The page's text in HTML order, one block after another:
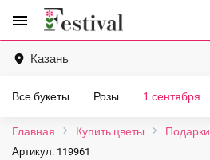
menu
Перейти
содержанию
Казань
Все букеты Розы 1 сентября
Главная Купить цветы Подарки
Артикул: 119961